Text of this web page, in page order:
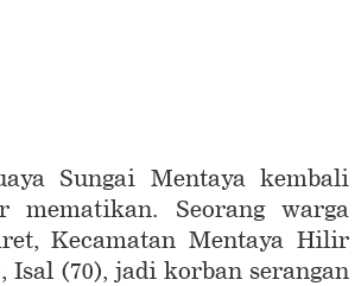
Sungai Mentaya kembali
mematikan. Seorang warga
Kecamatan Mentaya Hilir
Isal (70), jadi korban serangan